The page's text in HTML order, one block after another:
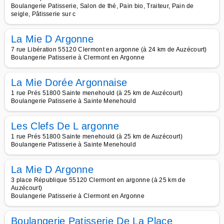
Boulangerie Patisserie, Salon de thé, Pain bio, Traiteur, Pain de
seigle, Pâtisserie sur c
La Mie D Argonne
7 rue Libération 55120 Clermont en argonne (à 24 km de Auzécourt)
Boulangerie Patisserie à Clermont en Argonne
La Mie Dorée Argonnaise
1 rue Prés 51800 Sainte menehould (à 25 km de Auzécourt)
Boulangerie Patisserie à Sainte Menehould
Les Clefs De L argonne
1 rue Prés 51800 Sainte menehould (à 25 km de Auzécourt)
Boulangerie Patisserie à Sainte Menehould
La Mie D Argonne
3 place République 55120 Clermont en argonne (à 25 km de
Auzécourt)
Boulangerie Patisserie à Clermont en Argonne
Boulangerie Patisserie De La Place